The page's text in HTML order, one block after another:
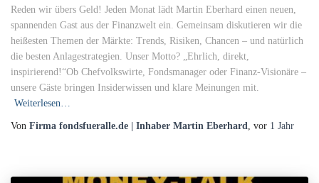
Reden wir übers Geld! Jeden Monat lädt Martin Eberhard einen neuen,
spannenden Gast aus der Finanzwelt ein. Gemeinsam diskutieren wir die
heißesten Themen der Märkte: Trends, Risiken, Chancen – und natürlich
die besten Anlagestrategien. Unser Motto? „Ehrlich, direkt,
inspirierend!“Ob Chefvolkswirte, Fondsmanager oder Finanz-Visionäre –
unsere Gäste bringen Insiderwissen und klare Meinungen mit.
Weiterlesen…
Von Firma fondsfueralle.de | Inhaber Martin Eberhard , vor 1 Jahr